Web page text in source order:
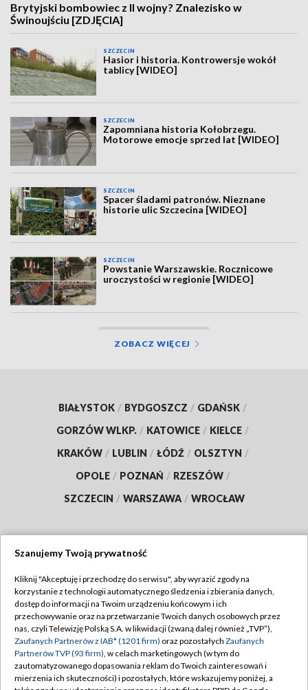
Brytyjski bombowiec z II wojny? Znalezisko w
Świnoujściu [ZDJĘCIA]
SZCZECIN
Hasior i historia. Kontrowersje wokół
tablicy [WIDEO]
SZCZECIN
Zapomniana historia Kołobrzegu.
Motorowe emocje sprzed lat [WIDEO]
SZCZECIN
Spacer śladami patronów. Nieznane
historie ulic Szczecina [WIDEO]
SZCZECIN
Powstanie Warszawskie. Rocznicowe
uroczystości w regionie [WIDEO]
ZOBACZ WIĘCEJ
BIAŁYSTOK / BYDGOSZCZ / GDAŃSK /
GORZÓW WLKP. / KATOWICE / KIELCE /
KRAKÓW / LUBLIN / ŁÓDŹ / OLSZTYN /
OPOLE / POZNAŃ / RZESZÓW /
SZCZECIN / WARSZAWA / WROCŁAW
TVP
Abonament TVP
Emisja w TVP
Centrum informacji TVP
Naziemna Telewizja Cyfrowa
Regulamin TVP
Polityka prywatności
Moje zgody
Pomoc
Szanujemy Twoją prywatność
Kliknij "Akceptuję i przechodzę do serwisu", aby wyrazić zgody na
korzystanie z technologii automatycznego śledzenia i zbierania danych,
dostęp do informacji na Twoim urządzeniu końcowym i ich
przechowywanie oraz na przetwarzanie Twoich danych osobowych przez
nas, czyli Telewizję Polską S.A. w likwidacji (zwaną dalej również „TVP”),
Zaufanych Partnerów z IAB* (1201 firm) oraz pozostałych Zaufanych
Partnerów TVP (93 firm), w celach marketingowych (w tym do
zautomatyzowanego dopasowania reklam do Twoich zainteresowań i
mierzenia ich skuteczności) i pozostałych, które wskazujemy poniżej, a